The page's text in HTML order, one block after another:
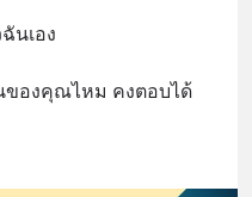
นเอง
องคุณไหม คงตอบได้